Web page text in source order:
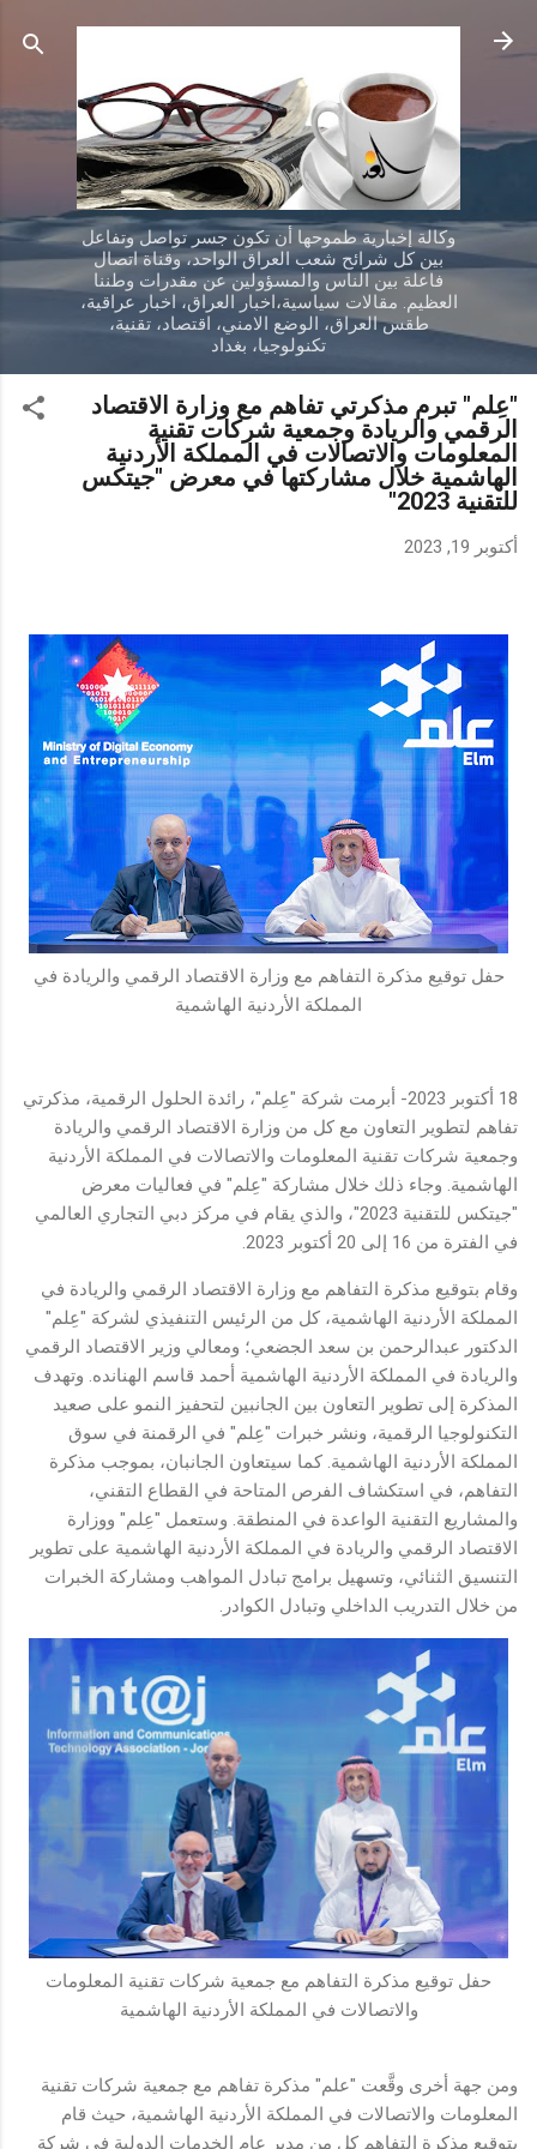
التخطي إلى المحتوى الرئيسي
وكالة إخبارية طموحها أن تكون جسر تواصل وتفاعل
بين كل شرائح شعب العراق الواحد، وقناة اتصال
فاعلة بين الناس والمسؤولين عن مقدرات وطننا
العظيم. مقالات سياسية،اخبار العراق، اخبار عراقية،
طقس العراق، الوضع الامني، اقتصاد، تقنية،
تكنولوجيا، بغداد
"عِلم" تبرم مذكرتي تفاهم مع وزارة الاقتصاد
الرقمي والريادة وجمعية شركات تقنية
المعلومات والاتصالات في المملكة الأردنية
الهاشمية خلال مشاركتها في معرض "جيتكس
للتقنية 2023"
أكتوبر 19, 2023
حفل توقيع مذكرة التفاهم مع وزارة الاقتصاد الرقمي والريادة في
المملكة الأردنية الهاشمية
18 أكتوبر 2023- أبرمت شركة "عِلم"، رائدة الحلول الرقمية، مذكرتي
تفاهم لتطوير التعاون مع كل من وزارة الاقتصاد الرقمي والريادة
وجمعية شركات تقنية المعلومات والاتصالات في المملكة الأردنية
الهاشمية. وجاء ذلك خلال مشاركة "عِلم" في فعاليات معرض
"جيتكس للتقنية 2023"، والذي يقام في مركز دبي التجاري العالمي
في الفترة من 16 إلى 20 أكتوبر 2023.
وقام بتوقيع مذكرة التفاهم مع وزارة الاقتصاد الرقمي والريادة في
المملكة الأردنية الهاشمية، كل من الرئيس التنفيذي لشركة "عِلم"
الدكتور عبدالرحمن بن سعد الجضعي؛ ومعالي وزير الاقتصاد الرقمي
والريادة في المملكة الأردنية الهاشمية أحمد قاسم الهنانده. وتهدف
المذكرة إلى تطوير التعاون بين الجانبين لتحفيز النمو على صعيد
التكنولوجيا الرقمية، ونشر خبرات "عِلم" في الرقمنة في سوق
المملكة الأردنية الهاشمية. كما سيتعاون الجانبان، بموجب مذكرة
التفاهم، في استكشاف الفرص المتاحة في القطاع التقني،
والمشاريع التقنية الواعدة في المنطقة. وستعمل "عِلم" ووزارة
الاقتصاد الرقمي والريادة في المملكة الأردنية الهاشمية على تطوير
التنسيق الثنائي، وتسهيل برامج تبادل المواهب ومشاركة الخبرات
من خلال التدريب الداخلي وتبادل الكوادر.
حفل توقيع مذكرة التفاهم مع جمعية شركات تقنية المعلومات
والاتصالات في المملكة الأردنية الهاشمية
ومن جهة أخرى وقَّعت "علم" مذكرة تفاهم مع جمعية شركات تقنية
المعلومات والاتصالات في المملكة الأردنية الهاشمية، حيث قام
بتوقيع مذكرة التفاهم كل من مدير عام الخدمات الدولية في شركة